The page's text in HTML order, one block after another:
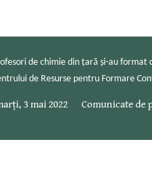
de chimie din țară și-au format
de Resurse pentru Formare
3 mai 2022 Comunicate de